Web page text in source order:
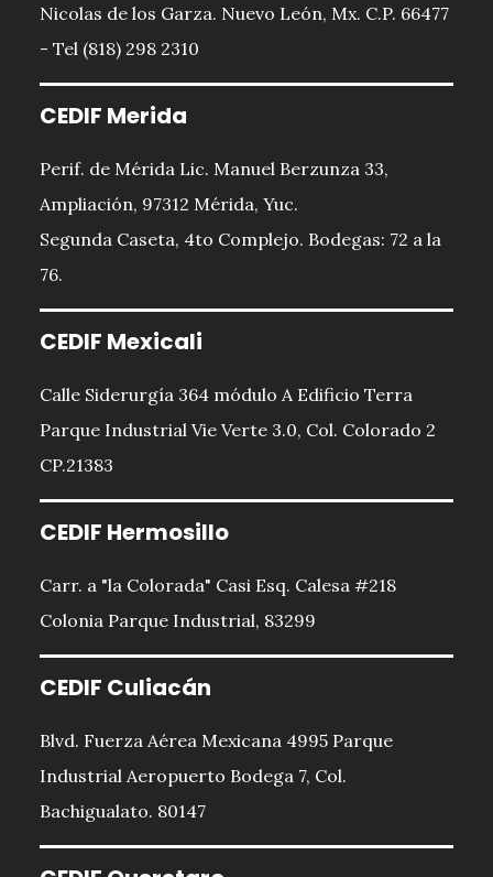
Nicolas de los Garza. Nuevo León, Mx. C.P. 66477
- Tel (818) 298 2310
CEDIF Merida
Perif. de Mérida Lic. Manuel Berzunza 33,
Ampliación, 97312 Mérida, Yuc.
Segunda Caseta, 4to Complejo. Bodegas: 72 a la
76.
CEDIF Mexicali
Calle Siderurgía 364 módulo A Edificio Terra
Parque Industrial Vie Verte 3.0, Col. Colorado 2
CP.21383
CEDIF Hermosillo
Carr. a "la Colorada" Casi Esq. Calesa #218
Colonia Parque Industrial, 83299
CEDIF Culiacán
Blvd. Fuerza Aérea Mexicana 4995 Parque
Industrial Aeropuerto Bodega 7, Col.
Bachigualato. 80147